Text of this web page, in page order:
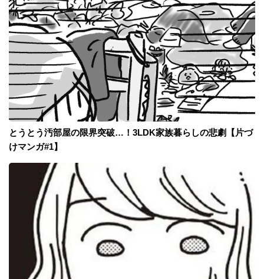
とうとう汚部屋の限界突破…！3LDK家族暮らしの悲劇【片づ
けマンガ#1】